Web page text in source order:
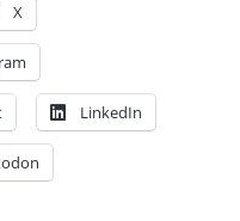
X
LinkedIn